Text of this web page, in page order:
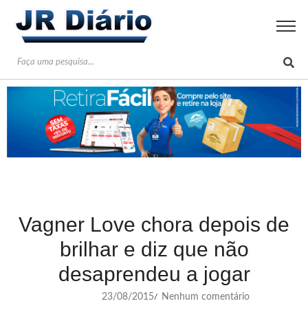
Vagner Love chora depois de
brilhar e diz que não
desaprendeu a jogar
23/08/2015/ Nenhum comentário